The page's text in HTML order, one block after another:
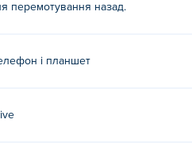
перемотування назад.
і планшет